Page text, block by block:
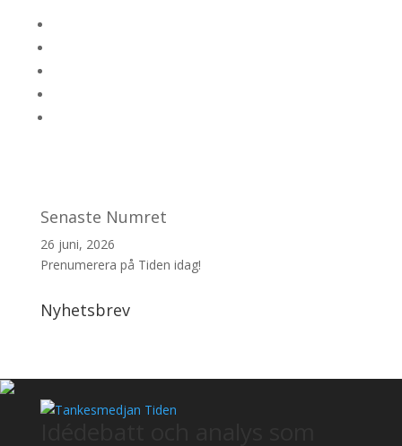
Senaste Numret
26 juni, 2026
Prenumerera på Tiden idag!
Nyhetsbrev